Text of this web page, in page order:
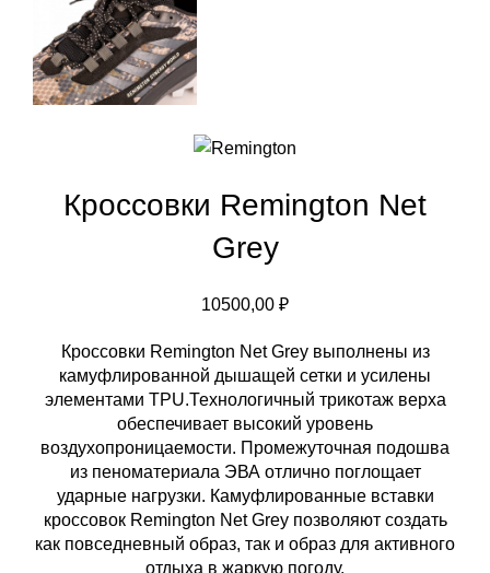
Кроссовки Remington Net
Grey
10500,00 ₽
Кроссовки Remington Net Grey выполнены из
камуфлированной дышащей сетки и усилены
элементами TPU.Технологичный трикотаж верха
обеспечивает высокий уровень
воздухопроницаемости. Промежуточная подошва
из пеноматериала ЭВА отлично поглощает
ударные нагрузки. Камуфлированные вставки
кроссовок Remington Net Grey позволяют создать
как повседневный образ, так и образ для активного
отдыха в жаркую погоду.